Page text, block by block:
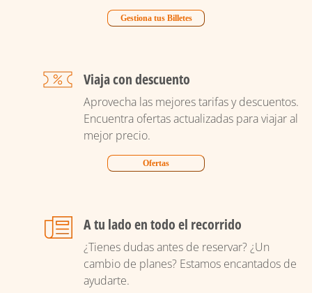
Gestiona tus Billetes
Viaja con descuento
Aprovecha las mejores tarifas y descuentos.
Encuentra ofertas actualizadas para viajar al
mejor precio.
Ofertas
A tu lado en todo el recorrido
¿Tienes dudas antes de reservar? ¿Un
cambio de planes? Estamos encantados de
ayudarte.